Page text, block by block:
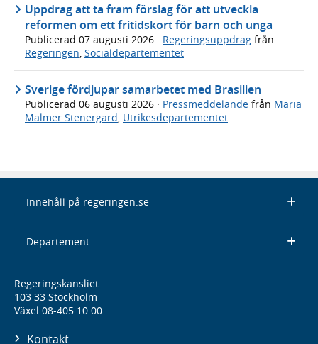
Uppdrag att ta fram förslag för att utveckla
reformen om ett fritidskort för barn och unga
Publicerad 07 augusti 2026 · Regeringsuppdrag från
Regeringen Socialdepartementet
Sverige fördjupar samarbetet med Brasilien
Publicerad 06 augusti 2026 · Pressmeddelande från Maria
Malmer Stenergard, Utrikesdepartementet
Innehåll på regeringen.se
Departement
Regeringskansliet
103 33 Stockholm
Växel 08-405 10 00
Kontakt